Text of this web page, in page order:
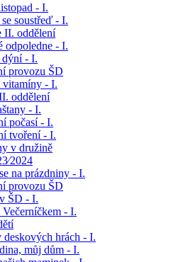
- I.
soustřeď - I.
II. oddělení
odpoledne - I.
- I.
provozu ŠD
vitamíny - I.
oddělení
- I.
počasí - I.
tvoření - I.
v družině
na prázdniny - I.
provozu ŠD
ŠD - I.
Večerníčkem - I.
deskových hrách - I.
můj dům - I.